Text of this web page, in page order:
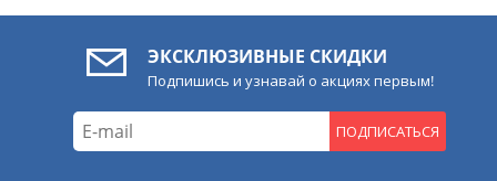
ЭКСКЛЮЗИВНЫЕ СКИДКИ
Подпишись и узнавай о акциях первым!
ПОДПИСАТЬСЯ